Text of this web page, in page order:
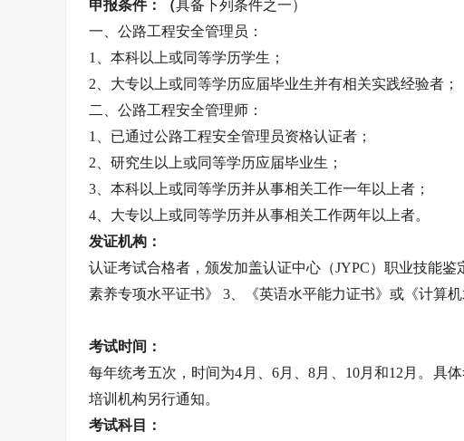
申报条件：（具备下列条件之一）
一、公路工程安全管理员：
1、本科以上或同等学历学生；
2、大专以上或同等学历应届毕业生并有相关实践经验者；
二、公路工程安全管理师：
1、已通过公路工程安全管理员资格认证者；
2、研究生以上或同等学历应届毕业生；
3、本科以上或同等学历并从事相关工作一年以上者；
4、大专以上或同等学历并从事相关工作两年以上者。
发证机构：
认证考试合格者，颁发加盖认证中心（JYPC）职业技能
素养专项水平证书》 3、《英语水平能力证书》或《计算机
考试时间：
每年统考五次，时间为4月、6月、8月、10月和12月。具
培训机构另行通知。
考试科目：